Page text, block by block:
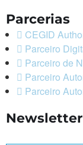
Parcerias
CEGID
Parceiro
Parceiro de
Parceiro
Parceiro
Newsletter